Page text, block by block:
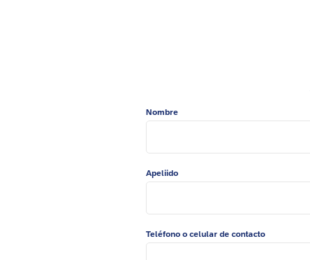
Nombre
Apeliido
Teléfono o celular de contacto